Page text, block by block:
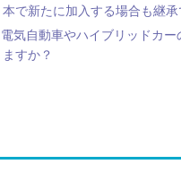
本で新たに加入する場合も継承
電気自動車やハイブリッドカー
ますか？